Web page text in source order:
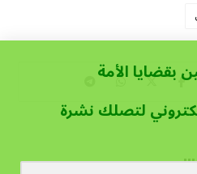
بقضايا الأمة
لتصلك نشرة